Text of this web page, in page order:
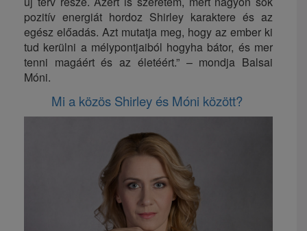
pozitív energiát hordoz Shirley karaktere és az
egész előadás. Azt mutatja meg, hogy az ember ki
tud kerülni a mélypontjaiból hogyha bátor, és mer
tenni magáért és az életéért.” – mondja Balsai
Móni.
Mi a közös Shirley és Móni között?